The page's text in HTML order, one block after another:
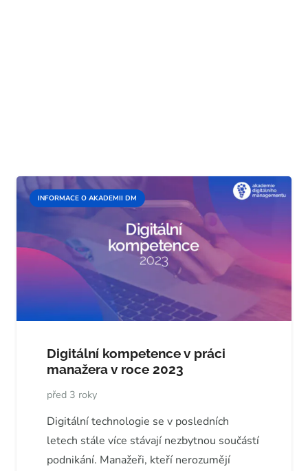
INFORMACE O AKADEMII DM
Digitální kompetence v práci
manažera v roce 2023
před 3 roky
Digitální technologie se v posledních
letech stále více stávají nezbytnou součástí
podnikání. Manažeři, kteří nerozumějí